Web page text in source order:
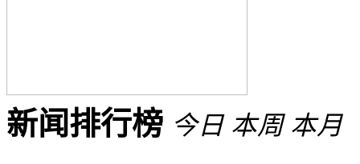
新闻排行榜 今日 本周 本月